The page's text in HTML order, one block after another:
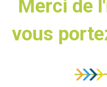
Merci de
vous